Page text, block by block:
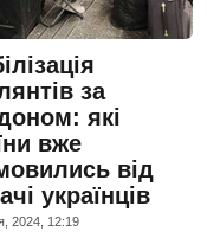
за
які
вже
від
українців
2024, 12:19